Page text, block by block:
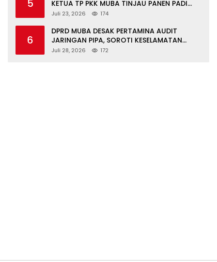
5
KETUA TP PKK MUBA TINJAU PANEN PADI
ORGANIK DAN IKAN NILA
Juli 23, 2026 174
6
DPRD MUBA DESAK PERTAMINA AUDIT
JARINGAN PIPA, SOROTI KESELAMATAN
WARGA JIRAK
Juli 28, 2026 172